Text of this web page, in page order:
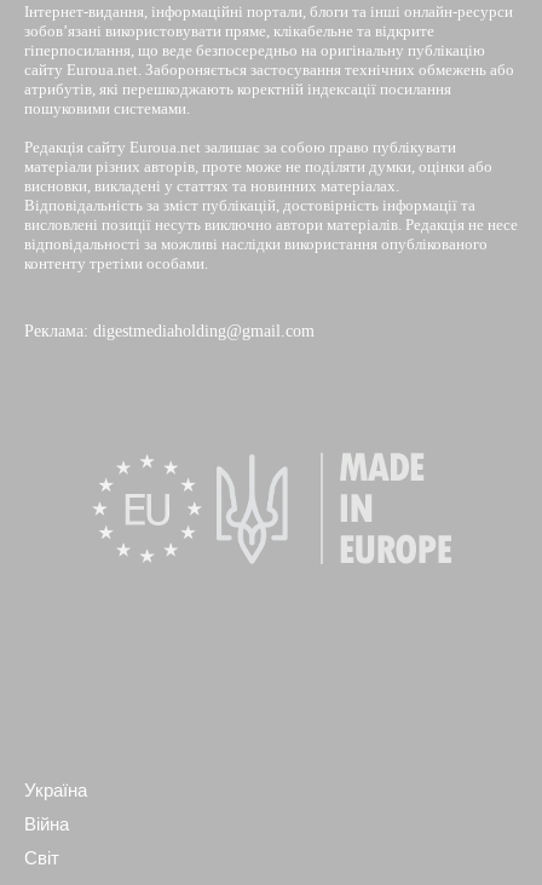
Інтернет-видання, інформаційні портали, блоги та інші онлайн-ресурси
зобов’язані використовувати пряме, клікабельне та відкрите
гіперпосилання, що веде безпосередньо на оригінальну публікацію
сайту Euroua.net. Забороняється застосування технічних обмежень або
атрибутів, які перешкоджають коректній індексації посилання
пошуковими системами.
Редакція сайту Euroua.net залишає за собою право публікувати
матеріали різних авторів, проте може не поділяти думки, оцінки або
висновки, викладені у статтях та новинних матеріалах.
Відповідальність за зміст публікацій, достовірність інформації та
висловлені позиції несуть виключно автори матеріалів. Редакція не несе
відповідальності за можливі наслідки використання опублікованого
контенту третіми особами.
Реклама: digestmediaholding@gmail.com
Україна
Війна
Світ